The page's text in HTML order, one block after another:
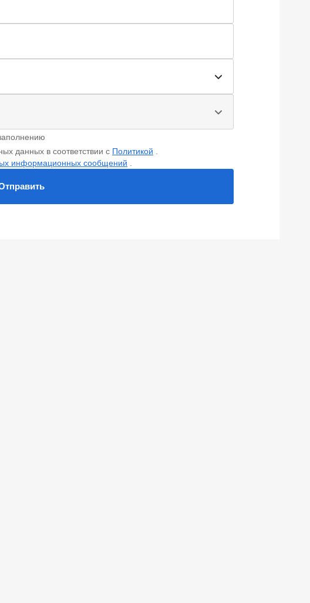
данных в соответствии с Политикой
информационных сообщений